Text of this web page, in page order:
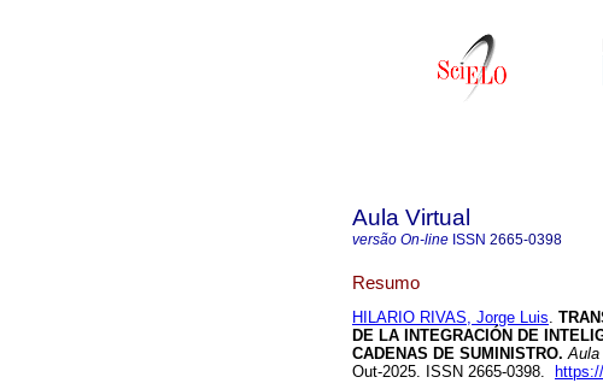
Aula Virtual
versão On-line ISSN 2665-0398
Resumo
HILARIO RIVAS, Jorge Luis.
DE LA INTEGRACIÓN DE
CADENAS DE SUMINISTRO. Aula
Out-2025. ISSN 2665-0398.